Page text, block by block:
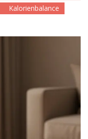
Kalorienbalance